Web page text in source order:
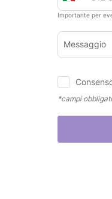
Importante per
Messaggio
*campi